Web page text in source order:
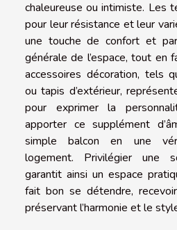
chaleureuse ou intimiste. Les
pour leur résistance et leur
une touche de confort et
générale de l’espace, tout en
accessoires décoration, tels
ou tapis d’extérieur,
pour exprimer la
apporter ce supplément
simple balcon en une
logement. Privilégier une
garantit ainsi un espace
fait bon se détendre,
préservant l’harmonie et le